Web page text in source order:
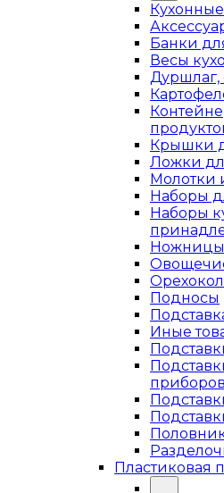
Банки
Весы
Дуршлаг,
Крышки
Ложки
Молотки
Наборы
Наборы
Ножницы
Подносы
Иные
Пластиковая